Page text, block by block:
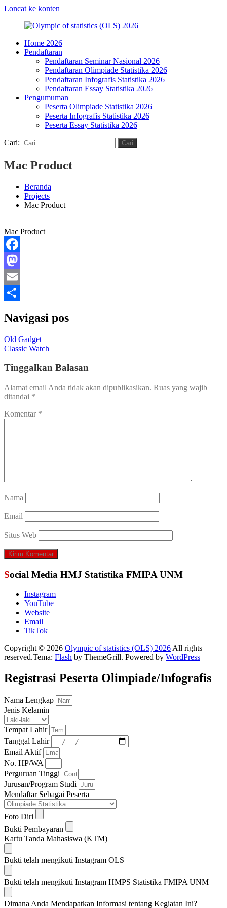
Loncat ke konten
Olympic
HMJ
Home 2026
Pendaftaran
Pendaftaran Seminar Nasional 2026
Pendaftaran Olimpiade Statistika 2026
Pendaftaran Infografis Statistika 2026
Pendaftaran Essay Statistika 2026
Pengumuman
Peserta Olimpiade Statistika 2026
Peserta Infografis Statistika 2026
Peserta Essay Statistika 2026
Cari: Cari
Mac Product
Beranda
Projects
Mac Product
Mac Product
Facebook
Mastodon
Email
Navigasi pos
Old Gadget
Classic Watch
Tinggalkan Balasan
Alamat email Anda tidak akan dipublikasikan. Ruas yang wajib
ditandai *
Komentar *
Nama
Email
Situs Web
Social Media HMJ Statistika FMIPA UNM
Instagram
YouTube
Website
Email
TikTok
Copyright © 2026 Olympic of statistics (OLS) 2026 All rights
reserved.Tema: Flash by ThemeGrill. Powered by WordPress
Registrasi Peserta Olimpiade/Infografis
Nama Lengkap
Jenis Kelamin
Tempat Lahir
Tanggal Lahir
Email Aktif
No. HP/WA
Perguruan Tinggi
Jurusan/Program Studi
Mendaftar Sebagai Peserta
Foto Diri
Bukti Pembayaran
Kartu Tanda Mahasiswa (KTM)
Bukti telah mengikuti Instagram OLS
Bukti telah mengikuti Instagram HMPS Statistika FMIPA UNM
Dimana Anda Mendapatkan Informasi tentang Kegiatan Ini?